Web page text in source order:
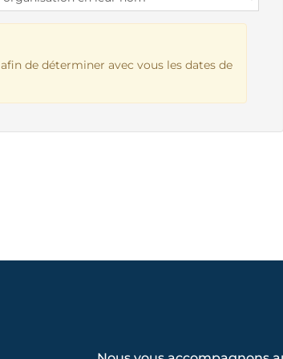
afin de déterminer avec vous les dates de